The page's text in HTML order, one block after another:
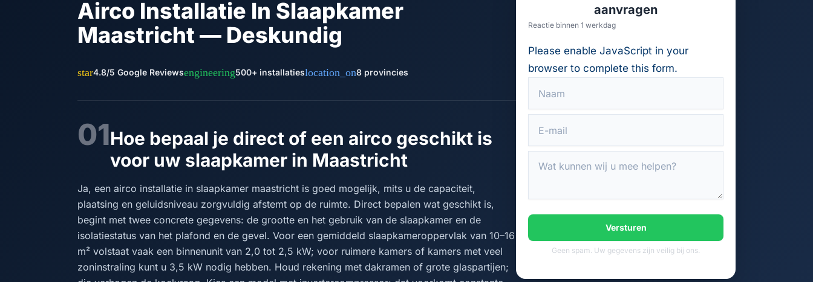
Airco Installatie In Slaapkamer
Maastricht — Deskundig
star4.8/5 Google Reviewsengineering500+ installatieslocation_on8 provincies
01Hoe bepaal je direct of een airco geschikt is
voor uw slaapkamer in Maastricht
Ja, een airco installatie in slaapkamer maastricht is goed mogelijk, mits u de capaciteit,
plaatsing en geluidsniveau zorgvuldig afstemt op de ruimte. Direct bepalen wat geschikt is,
begint met twee concrete gegevens: de grootte en het gebruik van de slaapkamer en de
isolatiestatus van het plafond en de gevel. Voor een gemiddeld slaapkameroppervlak van 10–16
m² volstaat vaak een binnenunit van 2,0 tot 2,5 kW; voor ruimere kamers of kamers met veel
zoninstraling kunt u 3,5 kW nodig hebben. Houd rekening met dakramen of grote glaspartijen;
aanvragen
Reactie binnen 1 werkdag
Please enable JavaScript in your
browser to complete this form.
Versturen
Geen spam. Uw gegevens zijn veilig bij ons.